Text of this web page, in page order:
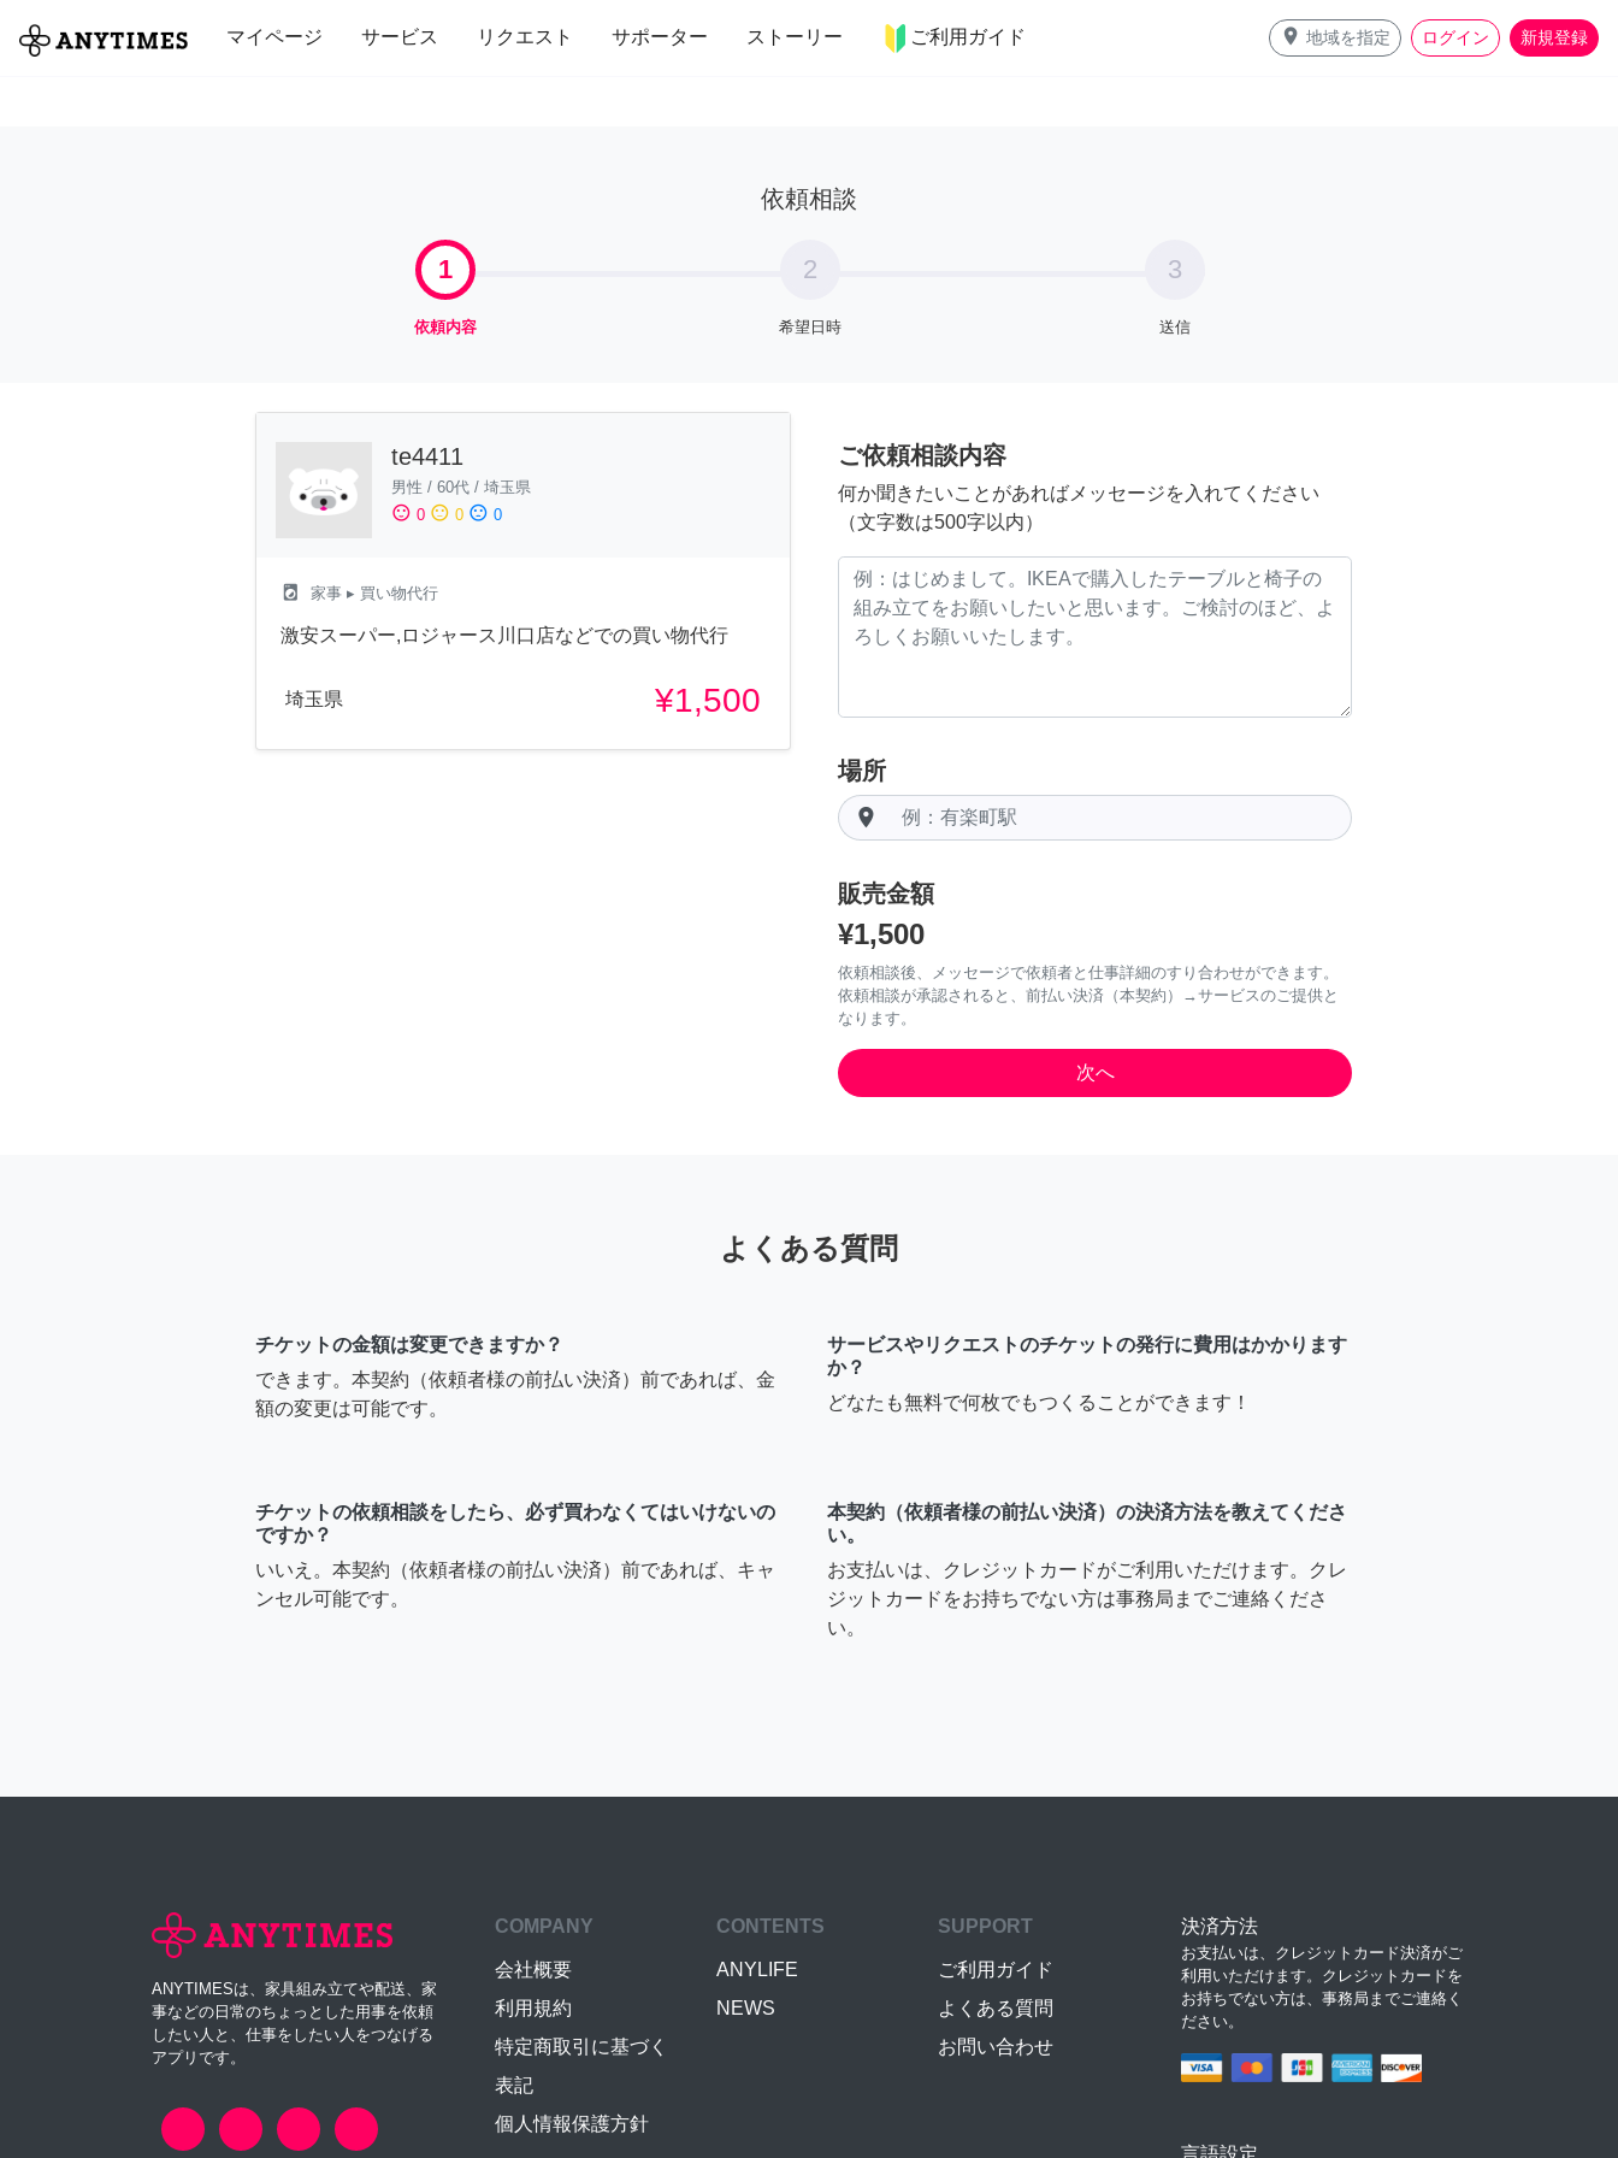
マイページ サービス リクエスト サポーター ストーリー ご利用ガイド place 地域を指定 ログイン 新規登録
全て 修理・組立 家事 引っ越し インテリア 趣味・習い事 ペット 料理
依頼相談
1
依頼内容
2
希望日時
3
送信
te4411
男性 / 60代 / 埼玉県
sentiment_satisfied 0 sentiment_neutral 0 sentiment_dissatisfied 0
local_laundry_service 家事 ▸ 買い物代行
激安スーパー,ロジャース川口店などでの買い物代行
埼玉県 ¥1,500
ご依頼相談内容
何か聞きたいことがあればメッセージを入れてください
（文字数は500字以内）
場所
room
販売金額
¥1,500
依頼相談後、メッセージで依頼者と仕事詳細のすり合わせができます。
依頼相談が承認されると、前払い決済（本契約）→サービスのご提供と
なります。
よくある質問
チケットの金額は変更できますか？
できます。本契約（依頼者様の前払い決済）前であれば、金
額の変更は可能です。
サービスやリクエストのチケットの発行に費用はかかります
か？
どなたも無料で何枚でもつくることができます！
チケットの依頼相談をしたら、必ず買わなくてはいけないの
ですか？
いいえ。本契約（依頼者様の前払い決済）前であれば、キャ
ンセル可能です。
本契約（依頼者様の前払い決済）の決済方法を教えてくださ
い。
お支払いは、クレジットカードがご利用いただけます。クレ
ジットカードをお持ちでない方は事務局までご連絡くださ
い。
ANYTIMESは、家具組み立てや配送、家
事などの日常のちょっとした用事を依頼
したい人と、仕事をしたい人をつなげる
アプリです。
COMPANY
会社概要
利用規約
特定商取引に基づく
表記
個人情報保護方針
CONTENTS
ANYLIFE
NEWS
SUPPORT
ご利用ガイド
よくある質問
お問い合わせ
決済方法
お支払いは、クレジットカード決済がご
利用いただけます。クレジットカードを
お持ちでない方は、事務局までご連絡く
ださい。
言語設定